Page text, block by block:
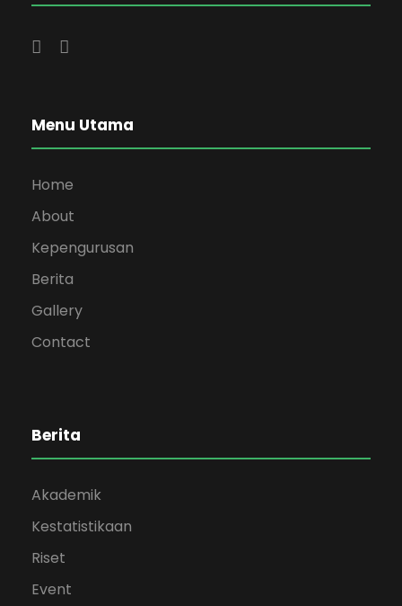
Menu Utama
Home
About
Kepengurusan
Berita
Gallery
Contact
Berita
Akademik
Kestatistikaan
Riset
Event